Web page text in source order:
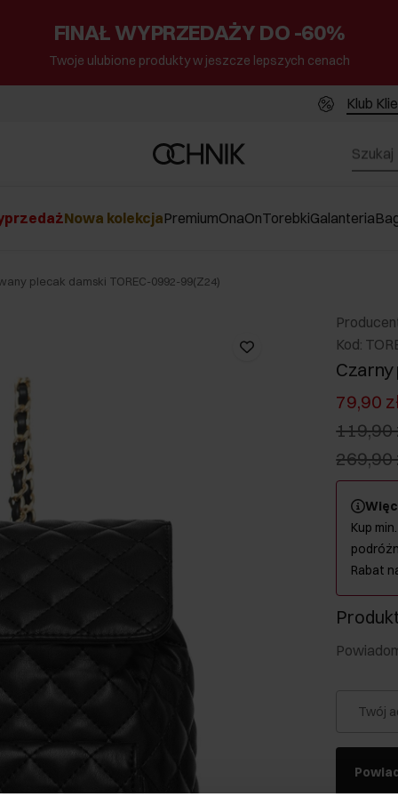
FINAŁ WYPRZEDAŻY DO -60%
Twoje ulubione produkty w jeszcze lepszych cenach
Klub
Nowa kolekcjaPremiumOnaOnTorebkiGalanteria
plecak damski TOREC-0992-99(Z24)
Kod:
Czarny
79,90
119,90
269,90
Kup
Rabat
Twój